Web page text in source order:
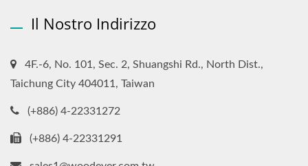
Il Nostro Indirizzo
4F.-6, No. 101, Sec. 2, Shuangshi Rd., North Dist.,
Taichung City 404011, Taiwan
(+886) 4-22331272
(+886) 4-22331291